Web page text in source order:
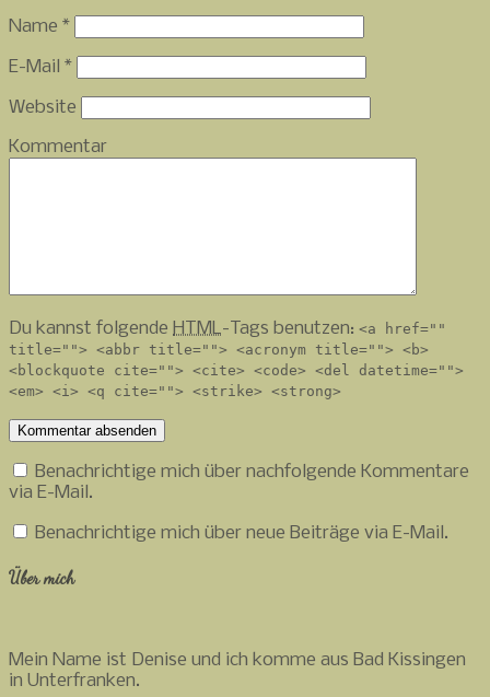
Name *
E-Mail *
Website
Kommentar
Du kannst folgende HTML-Tags benutzen: <a href=""
title=""> <abbr title=""> <acronym title=""> <b>
<blockquote cite=""> <cite> <code> <del datetime="">
<em> <i> <q cite=""> <strike> <strong>
Benachrichtige mich über nachfolgende Kommentare
via E-Mail.
Benachrichtige mich über neue Beiträge via E-Mail.
Über mich
Mein Name ist Denise und ich komme aus Bad Kissingen
in Unterfranken.